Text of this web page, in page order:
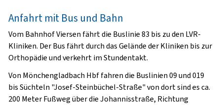
Anfahrt mit Bus und Bahn
Vom Bahnhof Viersen fährt die Buslinie 83 bis zu den LVR-
Kliniken. Der Bus fährt durch das Gelände der Kliniken bis zur
Orthopädie und verkehrt im Stundentakt.
Von Mönchengladbach Hbf fahren die Buslinien 09 und 019
bis Süchteln "Josef-Steinbüchel-Straße" von dort sind es ca.
200 Meter Fußweg über die Johannisstraße, Richtung